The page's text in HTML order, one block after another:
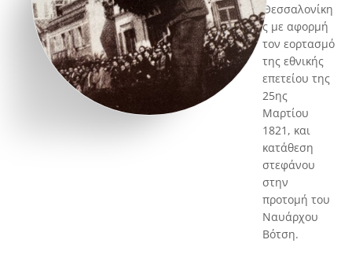
Θεσσαλονίκη
ς με αφορμή
τον εορτασμό
της εθνικής
επετείου της
25ης
Μαρτίου
1821, και
κατάθεση
στεφάνου
στην
προτομή του
Ναυάρχου
Βότση.